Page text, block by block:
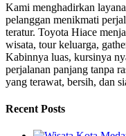
Kami menghadirkan
pelanggan menikmati
teratur. Toyota Hiace
wisata, tour keluarga,
Kabinnya luas, kursinya
perjalanan panjang tanpa
yang terawat, bersih, dan
Recent Posts